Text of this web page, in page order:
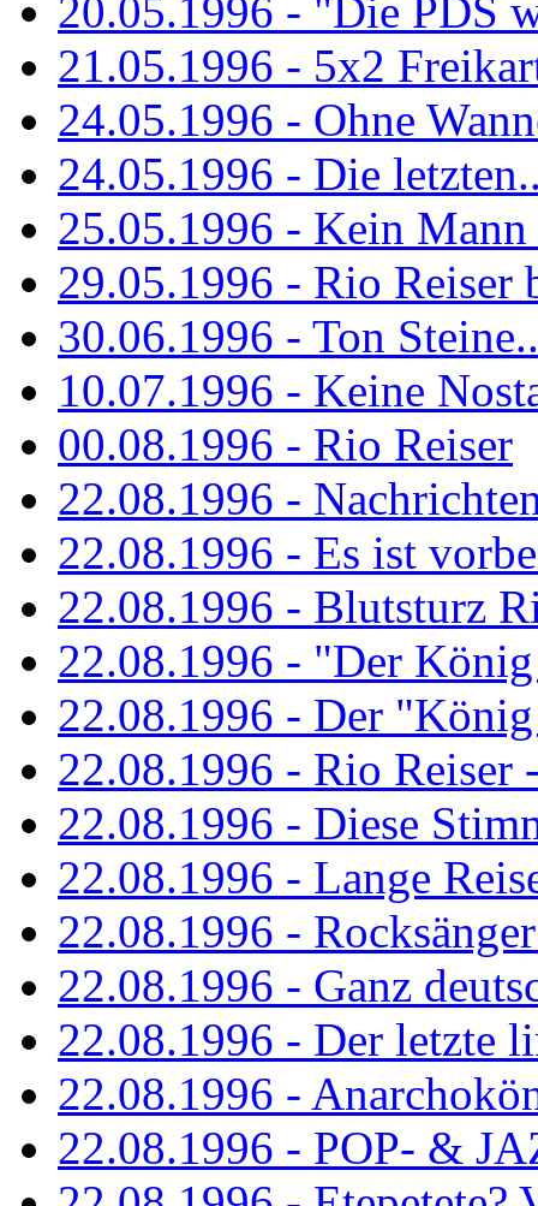
20.05.1996 - "Die PDS
21.05.1996 - 5x2
24.05.1996 - Ohne
24.05.1996 - Die
25.05.1996 - Kein
29.05.1996 - Rio Reiser
30.06.1996 - Ton
10.07.1996 - Keine
00.08.1996 - Rio Reiser
22.08.1996 -
22.08.1996 - Es ist
22.08.1996 - Blutsturz
22.08.1996 - "Der
22.08.1996 - Der
22.08.1996 - Rio Reiser
22.08.1996 - Diese
22.08.1996 - Lange
22.08.1996 -
22.08.1996 - Ganz
22.08.1996 - Der letzte
22.08.1996 -
22.08.1996 - POP- &